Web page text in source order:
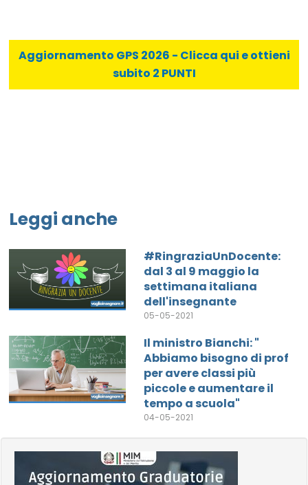
Aggiornamento GPS 2026 - Clicca qui e ottieni
subito 2 PUNTI
Leggi anche
#RingraziaUnDocente:
dal 3 al 9 maggio la
settimana italiana
dell'insegnante
05-05-2021
Il ministro Bianchi: "
Abbiamo bisogno di prof
per avere classi più
piccole e aumentare il
tempo a scuola"
04-05-2021